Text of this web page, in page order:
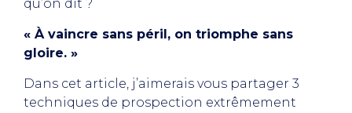
qu’on dit ?
« Àvaincre sans péril, on triomphe sans
gloire. »
Dans cet article, j’aimerais vous partager 3
techniques de prospection extrêmement